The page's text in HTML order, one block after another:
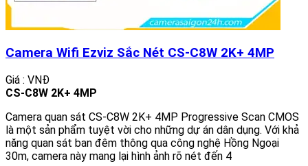
Camera Wifi Ezviz Sắc Nét CS-C8W 2K+ 4MP
Giá : VNĐ
CS-C8W 2K+ 4MP
Camera quan sát CS-C8W 2K+ 4MP Progressive Scan CMOS
là một sản phẩm tuyệt vời cho những dự án dân dụng. Với khả
năng quan sát ban đêm thông qua công nghệ Hồng Ngoại
30m, camera này mang lại hình ảnh rõ nét đến 4